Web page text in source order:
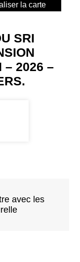
la carte
SRI
– 2026 –
avec les